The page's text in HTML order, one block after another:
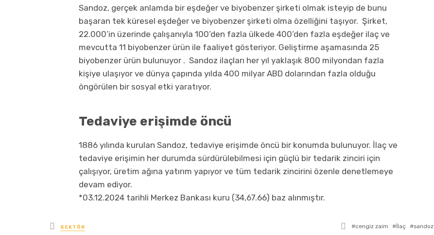
Sandoz, gerçek anlamda bir eşdeğer ve biyobenzer şirketi olmak isteyip de bunu
başaran tek küresel eşdeğer ve biyobenzer şirketi olma özelliğini taşıyor. Şirket,
22.000’in üzerinde çalışanıyla 100’den fazla ülkede 400’den fazla eşdeğer ilaç ve
mevcutta 11 biyobenzer ürün ile faaliyet gösteriyor. Geliştirme aşamasında 25
biyobenzer ürün bulunuyor . Sandoz ilaçları her yıl yaklaşık 800 milyondan fazla
kişiye ulaşıyor ve dünya çapında yılda 400 milyar ABD dolarından fazla olduğu
öngörülen bir sosyal etki yaratıyor.
Tedaviye erişimde öncü
1886 yılında kurulan Sandoz, tedaviye erişimde öncü bir konumda bulunuyor. İlaç ve
tedaviye erişimin her durumda sürdürülebilmesi için güçlü bir tedarik zinciri için
çalışıyor, üretim ağına yatırım yapıyor ve tüm tedarik zincirini özenle denetlemeye
devam ediyor.
*03.12.2024 tarihli Merkez Bankası kuru (34,67.66) baz alınmıştır.
yayınlanan
SEKTÖR
ile cengiz zaim İlaç
sandoz